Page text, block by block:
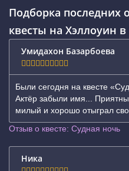
Подборка последних
квесты на Хэллоуин в
Умидахон Базарбоева
Были сегодня на квесте
Актёр забыли имя...
милый и хорошо отыграл
Отзыв о квесте: Судная ночь
Ника